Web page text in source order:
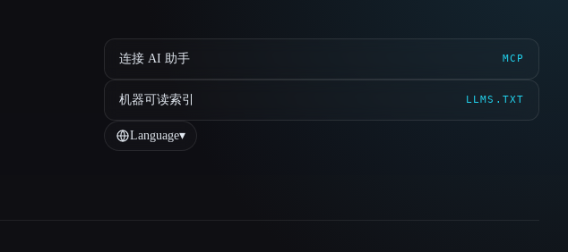
连接 AI 助手 MCP
机器可读索引 LLMS.TXT
Language▾